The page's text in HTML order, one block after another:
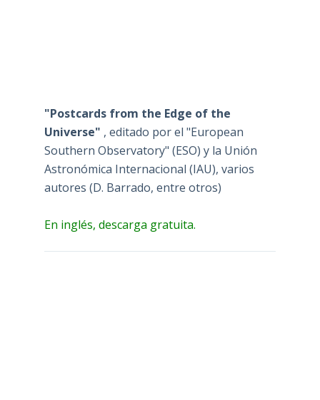
"Postcards from the Edge of the
Universe" , editado por el "European
Southern Observatory" (ESO) y la Unión
Astronómica Internacional (IAU), varios
autores (D. Barrado, entre otros)
En inglés, descarga gratuita.